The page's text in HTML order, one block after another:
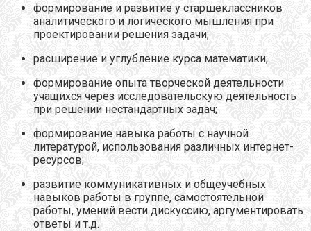
формирование и развитие у старшеклассников
аналитического и логического мышления при
проектировании решения задачи;
расширение и углубление курса математики;
формирование опыта творческой деятельности
учащихся через исследовательскую деятельность
при решении нестандартных задач;
формирование навыка работы с научной
литературой, использования различных интернет-
ресурсов;
развитие коммуникативных и общеучебных
навыков работы в группе, самостоятельной
работы, умений вести дискуссию, аргументировать
ответы и т.д.